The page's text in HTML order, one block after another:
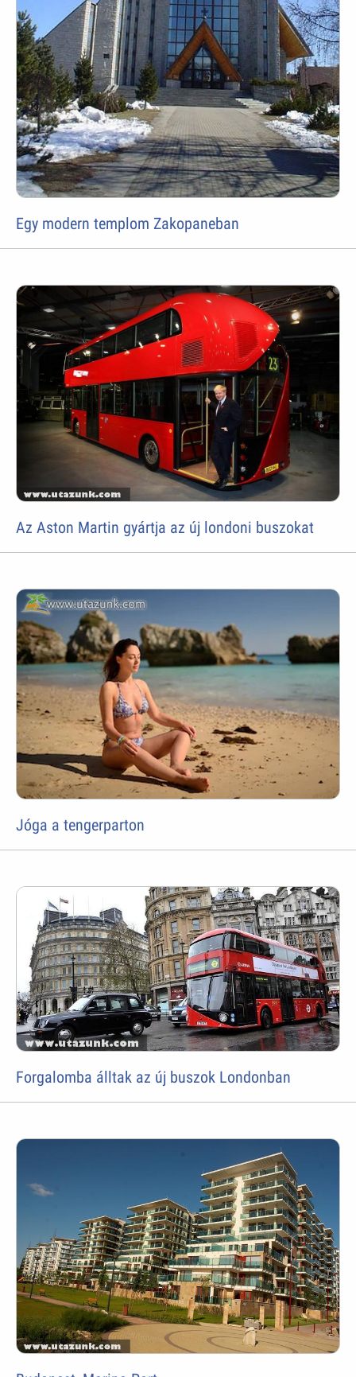
Egy modern templom Zakopaneban
Az Aston Martin gyártja az új londoni buszokat
Jóga a tengerparton
Forgalomba álltak az új buszok Londonban